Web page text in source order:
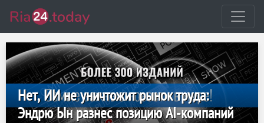
Нет, ИИ не уничтожит рынок труда:
Эндрю Ын разнес позицию AI-компаний